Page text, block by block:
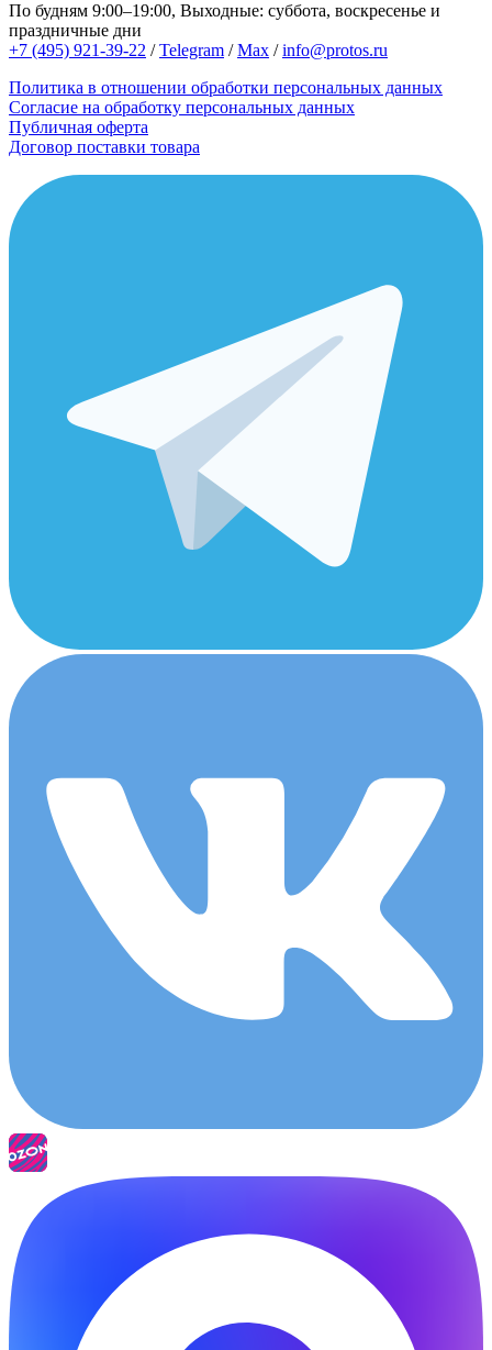
По будням 9:00–19:00, Выходные: суббота, воскресенье и
праздничные дни
+7 (495) 921-39-22 /Telegram /Max /info@protos.ru
Политика в отношении обработки персональных данных
Согласие на обработку персональных данных
Публичная оферта
Договор поставки товара